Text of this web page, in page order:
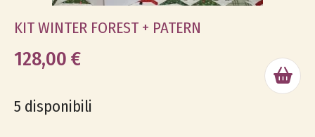
KIT WINTER FOREST + PATERN
128,00 €
5 disponibili